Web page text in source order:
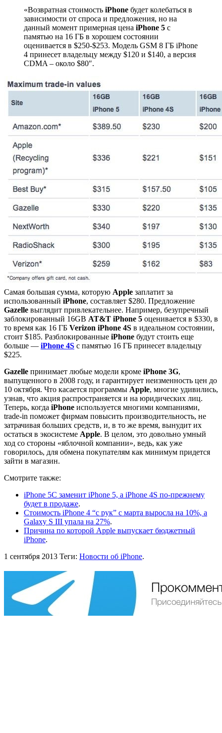
«Возвратная стоимость iPhone будет колебаться в
зависимости от спроса и предложения, но на
данный момент примерная цена iPhone 5 с
памятью на 16 ГБ в хорошем состоянии
оценивается в $250-$253. Модель GSM 8 ГБ iPhone
4 принесет владельцу между $120 и $140, а версия
CDMA – около $80″.
Самая большая сумма, которую Apple заплатит за
использованный iPhone, составляет $280. Предложение
Gazelle выглядит привлекательнее. Например, безупречный
заблокированный 16GB AT&T iPhone 5 оценивается в $330, в
то время как 16 ГБ Verizon iPhone 4S в идеальном состоянии,
стоит $185. Разблокированные iPhone будут стоить еще
больше — iPhone 4S с памятью 16 ГБ принесет владельцу
$225.
Gazelle принимает любые модели кроме iPhone 3G,
выпущенного в 2008 году, и гарантирует неизменность цен до
10 октября. Что касается программы Apple, многие удивились,
узнав, что акция распространяется и на юридических лиц.
Теперь, когда iPhone используется многими компаниями,
trade-in поможет фирмам повысить производительность, не
затрачивая больших средств, и, в то же время, вынудит их
остаться в экосистеме Apple. В целом, это довольно умный
ход со стороны «яблочной компании», ведь, как уже
говорилось, для обмена покупателям как минимум придется
зайти в магазин.
Смотрите также:
iPhone 5C заменит iPhone 5, а iPhone 4S по-прежнему
будет в продаже.
Стоимость iPhone 4 “с рук” с марта выросла на 10%, а
Galaxy S III упала на 27%.
Причина по которой Apple выпускает бюджетный
iPhone.
1 сентября 2013 Теги: Новости об iPhone.